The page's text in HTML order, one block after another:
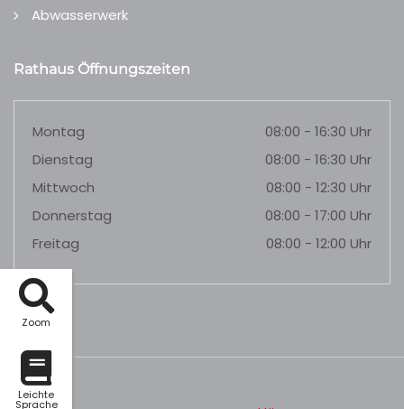
Zoom
Leichte
Sprache
Abwasserwerk
Rathaus Öffnungszeiten
Montag
08:00 - 16:30 Uhr
Dienstag
08:00 - 16:30 Uhr
Mittwoch
08:00 - 12:30 Uhr
Donnerstag
08:00 - 17:00 Uhr
Freitag
08:00 - 12:00 Uhr